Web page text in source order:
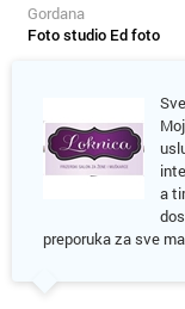
Gordana
Foto studio Ed foto
a
preporuka za sve